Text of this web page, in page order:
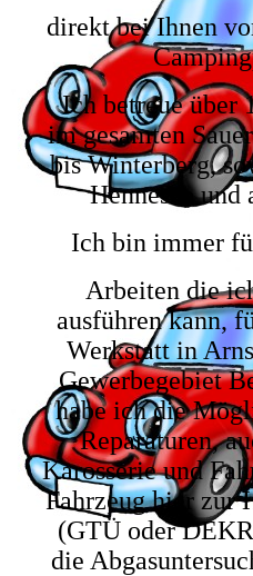
direkt bei Ihnen
Ich betreue über
im gesamten
bis Winterberg,
Hennesee und
Ich bin immer
Arbeiten die
ausführen kann,
Werkstatt in
Gewerbegebiet
habe ich die
Reparaturen,
Karosserie und
Fahrzeug hier zur
(GTÜ oder
die